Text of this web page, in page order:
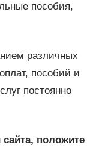
пособия,
различных
пособий и
постоянно
положите